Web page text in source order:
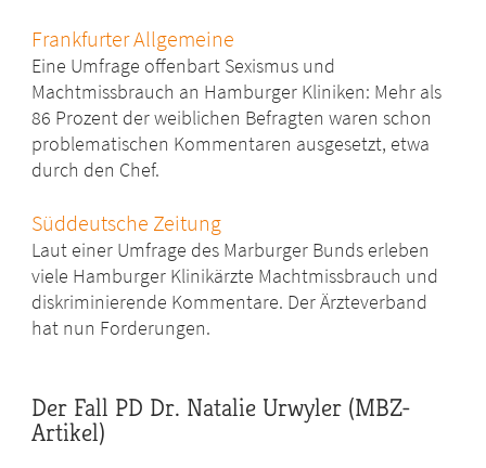
Frankfurter Allgemeine
Eine Umfrage offenbart Sexismus und
Machtmissbrauch an Hamburger Kliniken: Mehr als
86 Prozent der weiblichen Befragten waren schon
problematischen Kommentaren ausgesetzt, etwa
durch den Chef.
Süddeutsche Zeitung
Laut einer Umfrage des Marburger Bunds erleben
viele Hamburger Klinikärzte Machtmissbrauch und
diskriminierende Kommentare. Der Ärzteverband
hat nun Forderungen.
Der Fall PD Dr. Natalie Urwyler (MBZ-
Artikel)